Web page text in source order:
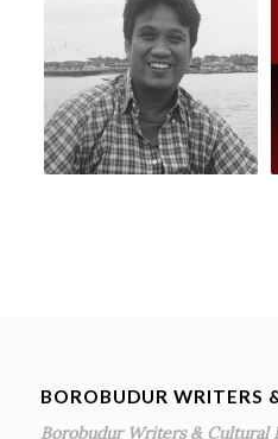
BOROBUDUR WRITERS
Borobudur Writers & Cultural